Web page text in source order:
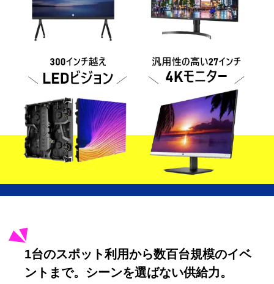
1台のスポット利用から数百台規模のイベ
ントまで。シーンを選ばない供給力。